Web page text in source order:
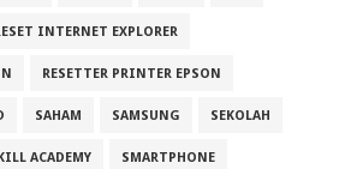
INTERNET EXPLORER
RESETTER PRINTER EPSON
SAHAM SAMSUNG SEKOLAH
ACADEMY SMARTPHONE